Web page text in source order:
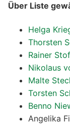
Über Liste
Helga
Thorsten
Rainer
Nikolaus
Malte
Torsten
Benno
Angelika